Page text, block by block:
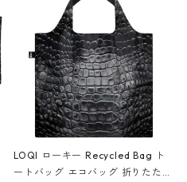
ア/クラウン ブラック
LOQI ローキー Recycled Bag ト
ートバッグ エコバッグ 折りたたみ